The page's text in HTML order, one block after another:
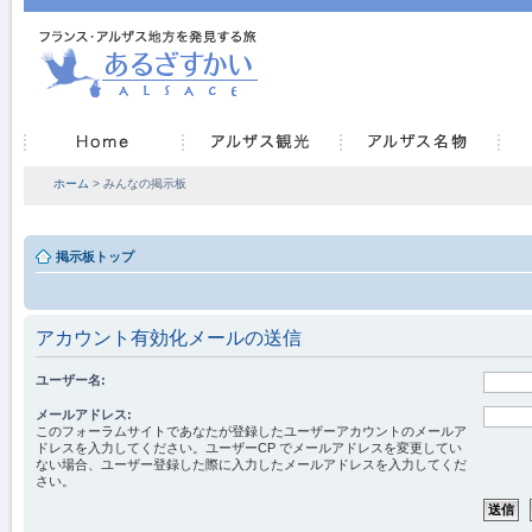
ホーム > みんなの掲示板
掲示板トップ
アカウント有効化メールの送信
ユーザー名:
メールアドレス:
このフォーラムサイトであなたが登録したユーザーアカウントのメールア
ドレスを入力してください。ユーザーCP でメールアドレスを変更してい
ない場合、ユーザー登録した際に入力したメールアドレスを入力してくだ
さい。